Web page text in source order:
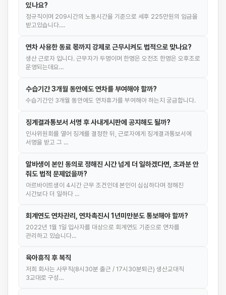
있나요?
정규직이며 209시간의 노동시간을 기준으로 세후 225만원의 임금을
받고있습니다.…
연차 사용한 동료 몫까지 강제로 근무시켜도 법적으로 맞나요?
생산 근로자 입니다. 근무자가 두명이며 한명은 오전조 한명은 오후조로
운영되는데요…
수습기간 3개월 동안에도 연차를 부여해야 할까?
수습기간인 3개월 동안에도 연차휴가를 부여해야 하는지 궁금합니다.
징계결과통보서 서명 후 사내게시판에 공지해도 될까?
인사위원회를 열어 징계를 결정한 뒤, 근로자에게 징계결과통보서에
서명을 받고 그 …
알바생이 본인 동의로 정해진 시간 넘게 더 일하겠다면, 초과분 안
줘도 법적 문제없을까?
아르바이트생이 4시간 근무 조건인데 본인이 심심하다며 정해진
시간보다 더 일하다 …
회계연도 연차관리, 연차촉진시 1년미만분도 통보해야 할까?
2022년 1월 1일 입사자를 대상으로 회계연도 기준으로 연차를
관리하고 있습니다…
육아휴직 후 복직
저희 회사는 사무직(8시30분 출근 / 17시30분퇴근) 생산교대직
3교대로 구성…